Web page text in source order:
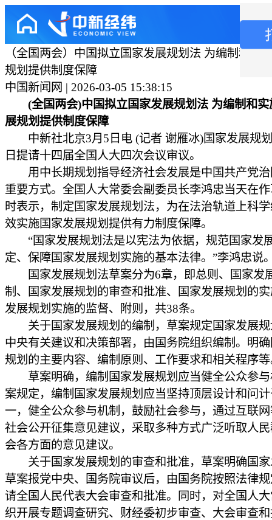
（全国两会）中国拟立国家发展规划法 为编制和实
规划提供制度保障
中国新闻网 | 2026-03-05 15:38:15
(全国两会)中国拟立国家发展规划法 为编制和
展规划提供制度保障
中新社北京3月5日电 (记者 谢雁冰)国家发展规
日提请十四届全国人大四次会议审议。
用中长期规划指导经济社会发展是中国共产党治
重要方式。全国人大常委会副委员长李鸿忠当天在
时表示，制定国家发展规划法，为在法治轨道上科
效实施国家发展规划提供有力制度保障。
“国家发展规划法是以宪法为依据，规范国家发
定、保障国家发展规划实施的基本法律。”李鸿忠说
国家发展规划法草案分为6章，即总则、国家发
制、国家发展规划的审查和批准、国家发展规划的
发展规划实施的监督、附则，共38条。
关于国家发展规划的编制，草案规定国家发展规
中央有关建议和决策部署，由国务院组织编制。明
规划的主要内容、编制原则、工作要求和相关程序
草案明确，编制国家发展规划应当健全公众参与
案规定，编制国家发展规划应当坚持顶层设计和问
一，健全公众参与机制，鼓励社会参与，通过互联
社会公开征集意见建议，采取多种方式广泛听取人
会各方面的意见建议。
关于国家发展规划的审查和批准，草案明确国家
草案报党中央、国务院审议后，由国务院按照法律
请全国人民代表大会审查和批准。同时，对全国人
织开展专题调查研究、财经委初步审查、大会审查